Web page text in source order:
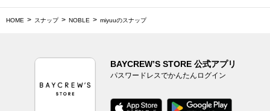
HOME スナップ NOBLE miyuuのスナップ
BAYCREW’S STORE 公式アプリ
パスワードレスでかんたんログイン